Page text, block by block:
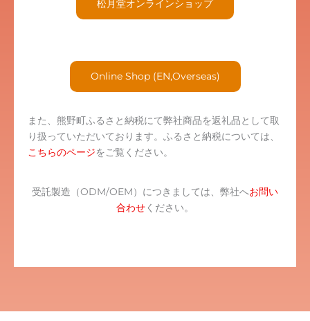
松月堂オンラインショップ
Online Shop (EN,Overseas)
また、熊野町ふるさと納税にて弊社商品を返礼品として取
り扱っていただいております。ふるさと納税については、
こちらのページをご覧ください。
受託製造（ODM/OEM）につきましては、弊社へお問い
合わせください。